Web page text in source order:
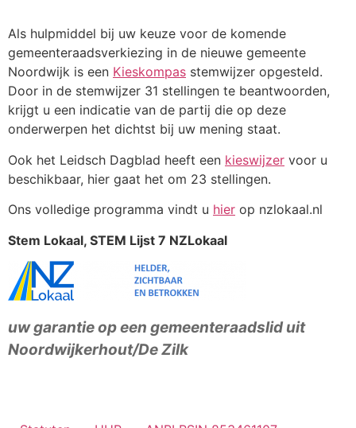
Als hulpmiddel bij uw keuze voor de komende
gemeenteraadsverkiezing in de nieuwe gemeente
Noordwijk is een Kieskompas stemwijzer opgesteld.
Door in de stemwijzer 31 stellingen te beantwoorden,
krijgt u een indicatie van de partij die op deze
onderwerpen het dichtst bij uw mening staat.
Ook het Leidsch Dagblad heeft een kieswijzer voor u
beschikbaar, hier gaat het om 23 stellingen.
Ons volledige programma vindt u hier op nzlokaal.nl
Stem Lokaal, STEM Lijst 7 NZLokaal
uw garantie op een gemeenteraadslid uit
Noordwijkerhout/De Zilk